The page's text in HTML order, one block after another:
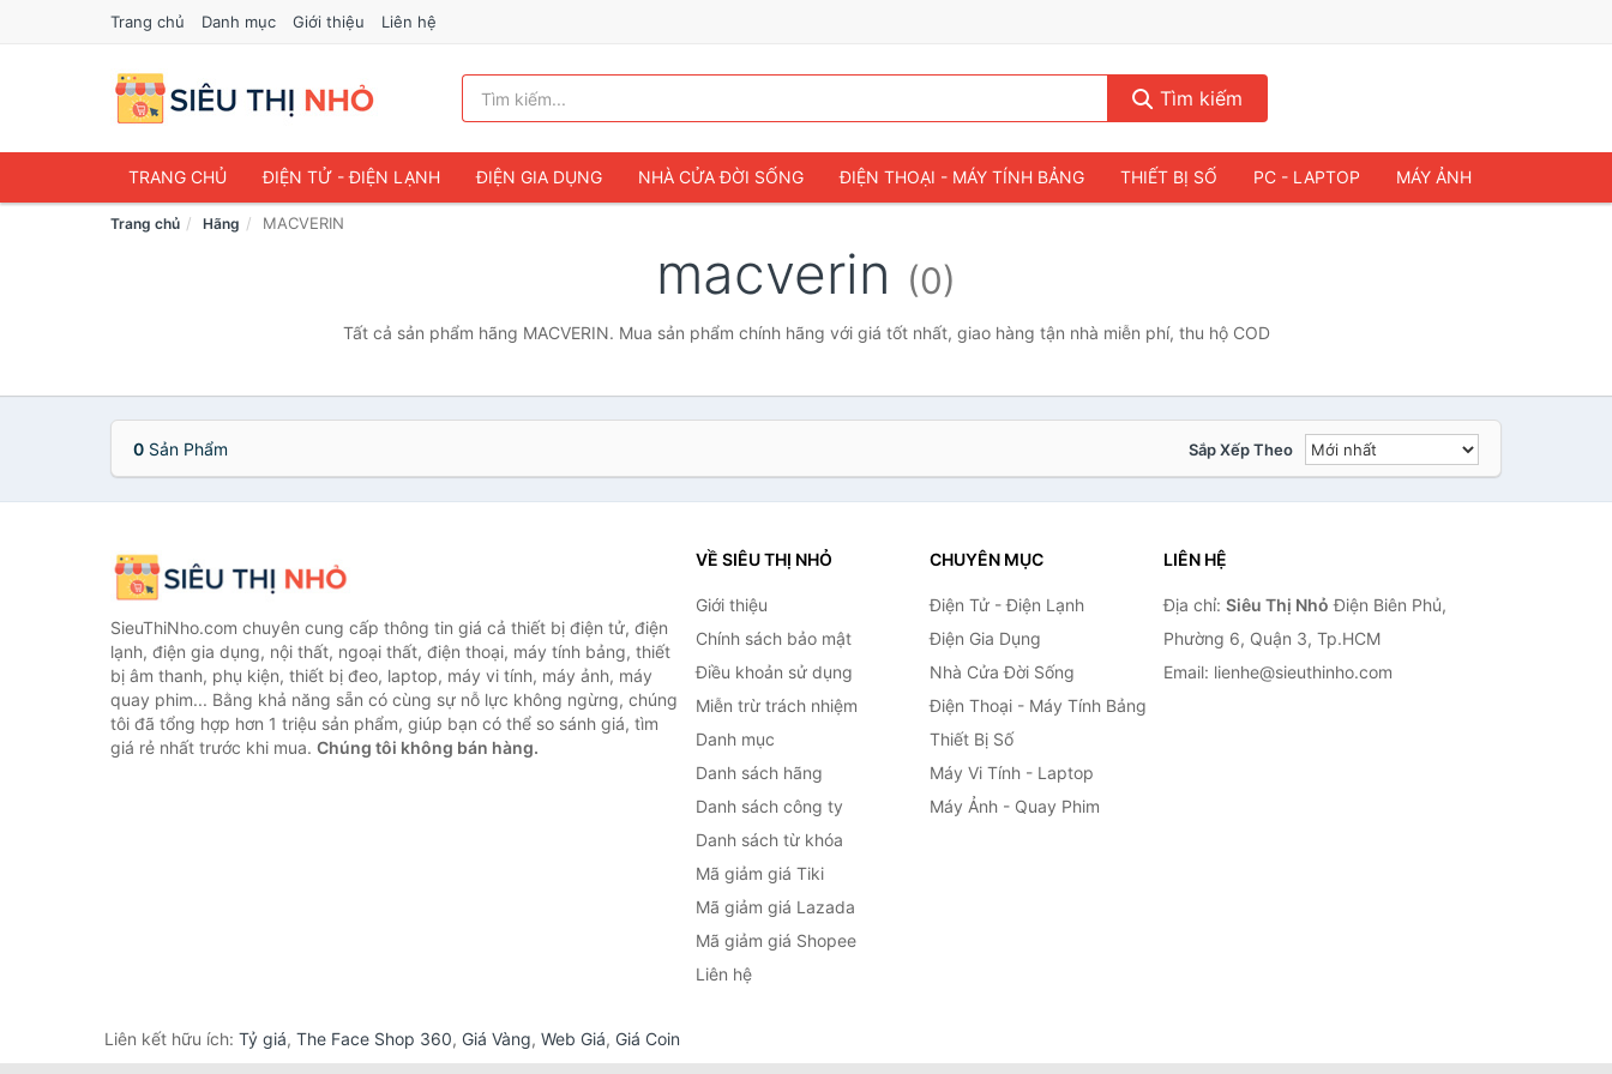
Trang chủ Danh mục Giới thiệu Liên hệ
Tìm kiếm
TRANG CHỦ ĐIỆN TỬ - ĐIỆN LẠNH ĐIỆN GIA DỤNG NHÀ CỬA ĐỜI SỐNG ĐIỆN THOẠI - MÁY TÍNH BẢNG THIẾT BỊ SỐ PC - LAPTOP MÁY ẢNH
Trang chủ Hãng MACVERIN
macverin (0)
Tất cả sản phẩm hãng MACVERIN. Mua sản phẩm chính hãng với giá tốt nhất, giao hàng tận nhà miễn phí, thu hộ COD
0 Sản Phẩm Sắp Xếp Theo
SieuThiNho.com chuyên cung cấp thông tin giá cả thiết bị điện tử, điện
lạnh, điện gia dụng, nội thất, ngoại thất, điện thoại, máy tính bảng, thiết
bị âm thanh, phụ kiện, thiết bị đeo, laptop, máy vi tính, máy ảnh, máy
quay phim... Bằng khả năng sẵn có cùng sự nỗ lực không ngừng, chúng
tôi đã tổng hợp hơn 1 triệu sản phẩm, giúp bạn có thể so sánh giá, tìm
giá rẻ nhất trước khi mua. Chúng tôi không bán hàng.
VỀ SIÊU THỊ NHỎ
Giới thiệu
Chính sách bảo mật
Điều khoản sử dụng
Miễn trừ trách nhiệm
Danh mục
Danh sách hãng
Danh sách công ty
Danh sách từ khóa
Mã giảm giá Tiki
Mã giảm giá Lazada
Mã giảm giá Shopee
Liên hệ
CHUYÊN MỤC
Điện Tử - Điện Lạnh
Điện Gia Dụng
Nhà Cửa Đời Sống
Điện Thoại - Máy Tính Bảng
Thiết Bị Số
Máy Vi Tính - Laptop
Máy Ảnh - Quay Phim
LIÊN HỆ
Địa chỉ: Siêu Thị Nhỏ Điện Biên Phủ,
Phường 6, Quận 3, Tp.HCM
Email: lienhe@sieuthinho.com
Liên kết hữu ích: Tỷ giá, The Face Shop 360, Giá Vàng, Web Giá, Giá Coin